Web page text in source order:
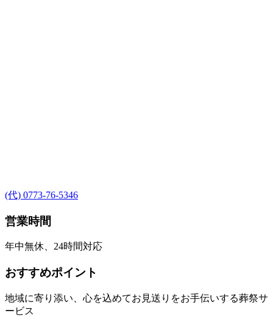
(代) 0773-76-5346
営業時間
年中無休、24時間対応
おすすめポイント
地域に寄り添い、心を込めてお見送りをお手伝いする葬祭サ
ービス